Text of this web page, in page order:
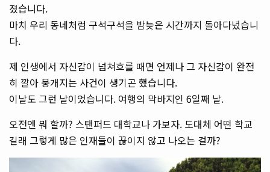
졌습니다.
마치 우리 동네처럼 구석구석을 밤늦은 시간까지 돌아다녔습니
다.
제 인생에서 자신감이 넘쳐흐를 때면 언제나 그 자신감이 완전
히 깔아 뭉개지는 사건이 생기곤 했습니다.
이날도 그런 날이었습니다. 여행의 막바지인 6일째 날.
오전엔 뭐 할까? 스탠퍼드 대학교나 가보자. 도대체 어떤 학교
길래 그렇게 많은 인재들이 끊이지 않고 나오는 걸까?